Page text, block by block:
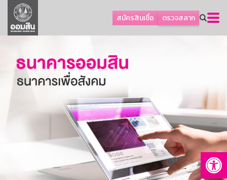
สมัครสินเชื่อ ตรวจสลาก
ลูกค้าธุรกิจ
ลูกค้าผู้ประกอบรายย่อย
ออมเพื่อสุข
เกี่ยวกับธนาคาร
การพัฒนาที่ยั่งยืน
บริการทางการเงิน
ติดต่อเรา